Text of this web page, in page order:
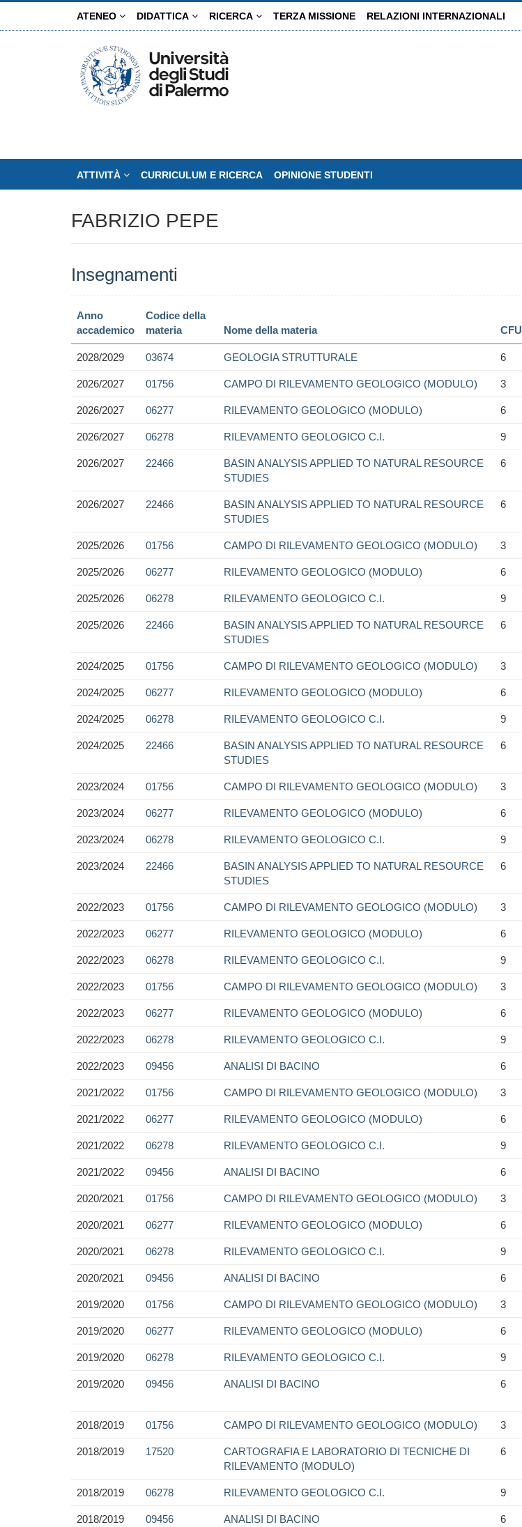
ATENEO DIDATTICA RICERCA TERZA MISSIONE RELAZIONI INTERNAZIONALI
ATTIVITÀ CURRICULUM E RICERCA OPINIONE STUDENTI
FABRIZIO PEPE
Insegnamenti
Anno
accademico
Codice della
materia
Nome della materia CFU
2028/2029 03674 GEOLOGIA STRUTTURALE 6
2026/2027 01756 CAMPO DI RILEVAMENTO GEOLOGICO (MODULO) 3
2026/2027 06277 RILEVAMENTO GEOLOGICO (MODULO) 6
2026/2027 06278 RILEVAMENTO GEOLOGICO C.I. 9
2026/2027 22466
BASIN ANALYSIS APPLIED TO NATURAL RESOURCE
STUDIES
6
2026/2027 22466
BASIN ANALYSIS APPLIED TO NATURAL RESOURCE
STUDIES
6
2025/2026 01756 CAMPO DI RILEVAMENTO GEOLOGICO (MODULO) 3
2025/2026 06277 RILEVAMENTO GEOLOGICO (MODULO) 6
2025/2026 06278 RILEVAMENTO GEOLOGICO C.I. 9
2025/2026 22466
BASIN ANALYSIS APPLIED TO NATURAL RESOURCE
STUDIES
6
2024/2025 01756 CAMPO DI RILEVAMENTO GEOLOGICO (MODULO) 3
2024/2025 06277 RILEVAMENTO GEOLOGICO (MODULO) 6
2024/2025 06278 RILEVAMENTO GEOLOGICO C.I. 9
2024/2025 22466
BASIN ANALYSIS APPLIED TO NATURAL RESOURCE
STUDIES
6
2023/2024 01756 CAMPO DI RILEVAMENTO GEOLOGICO (MODULO) 3
2023/2024 06277 RILEVAMENTO GEOLOGICO (MODULO) 6
2023/2024 06278 RILEVAMENTO GEOLOGICO C.I. 9
2023/2024 22466
BASIN ANALYSIS APPLIED TO NATURAL RESOURCE
STUDIES
6
2022/2023 01756 CAMPO DI RILEVAMENTO GEOLOGICO (MODULO) 3
2022/2023 06277 RILEVAMENTO GEOLOGICO (MODULO) 6
2022/2023 06278 RILEVAMENTO GEOLOGICO C.I. 9
2022/2023 01756 CAMPO DI RILEVAMENTO GEOLOGICO (MODULO) 3
2022/2023 06277 RILEVAMENTO GEOLOGICO (MODULO) 6
2022/2023 06278 RILEVAMENTO GEOLOGICO C.I. 9
2022/2023 09456 ANALISI DI BACINO 6
2021/2022 01756 CAMPO DI RILEVAMENTO GEOLOGICO (MODULO) 3
2021/2022 06277 RILEVAMENTO GEOLOGICO (MODULO) 6
2021/2022 06278 RILEVAMENTO GEOLOGICO C.I. 9
2021/2022 09456 ANALISI DI BACINO 6
2020/2021 01756 CAMPO DI RILEVAMENTO GEOLOGICO (MODULO) 3
2020/2021 06277 RILEVAMENTO GEOLOGICO (MODULO) 6
2020/2021 06278 RILEVAMENTO GEOLOGICO C.I. 9
2020/2021 09456 ANALISI DI BACINO 6
2019/2020 01756 CAMPO DI RILEVAMENTO GEOLOGICO (MODULO) 3
2019/2020 06277 RILEVAMENTO GEOLOGICO (MODULO) 6
2019/2020 06278 RILEVAMENTO GEOLOGICO C.I. 9
2019/2020 09456 ANALISI DI BACINO 6
2018/2019 01756 CAMPO DI RILEVAMENTO GEOLOGICO (MODULO) 3
2018/2019 17520
CARTOGRAFIA E LABORATORIO DI TECNICHE DI
RILEVAMENTO (MODULO)
6
2018/2019 06278 RILEVAMENTO GEOLOGICO C.I. 9
2018/2019 09456 ANALISI DI BACINO 6